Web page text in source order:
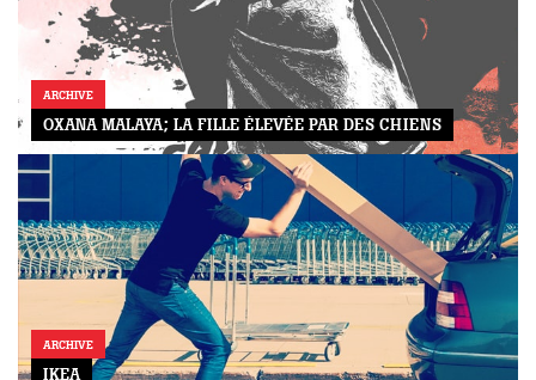
ARCHIVE
OXANA MALAYA; LA FILLE ÉLEVÉE PAR DES CHIENS
ARCHIVE
IKEA